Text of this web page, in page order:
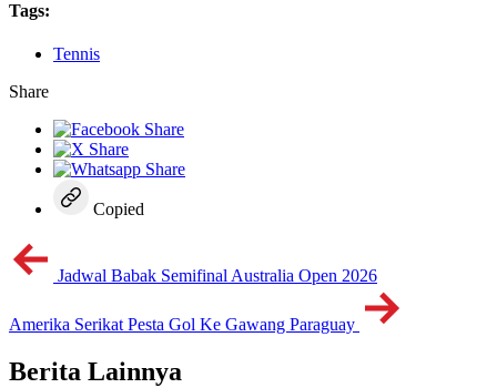
Tags:
Tennis
Share
Copied
Jadwal Babak Semifinal Australia Open 2026
Amerika Serikat Pesta Gol Ke Gawang Paraguay
Berita Lainnya